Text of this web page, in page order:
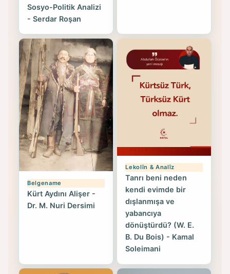
Sosyo-Politik Analizi
- Serdar Roşan
Belgename
Kürt Aydını Alişer -
Dr. M. Nuri Dersimi
Lekolîn & Analîz
Tanrı beni neden
kendi evimde bir
dışlanmışa ve
yabancıya
dönüştürdü? (W. E.
B. Du Bois) - Kamal
Soleimani